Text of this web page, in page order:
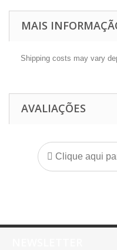
MAIS
Shipping costs may vary
AVALIAÇÕES
Clique aqui